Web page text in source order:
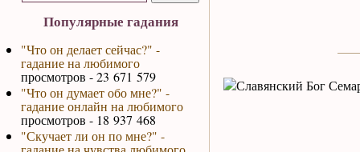
Популярные гадания
"Что он делает сейчас?" -
гадание на любимого
просмотров - 23 671 579
"Что он думает обо мне?" -
гадание онлайн на любимого
просмотров - 18 937 468
"Скучает ли он по мне?" -